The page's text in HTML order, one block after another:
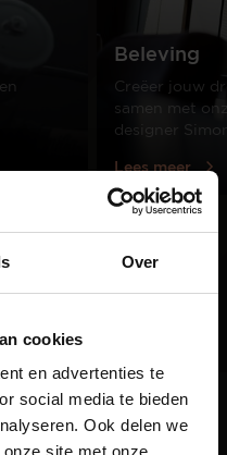
Over
cookies
en advertenties te
social media te bieden
Ook delen we
site met onze
Beleving
Creëer jouw
samen met
designer
Lees meer